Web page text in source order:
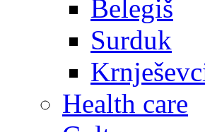
Belegiš
Surduk
Health care